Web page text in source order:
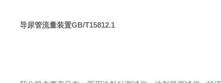
导尿管流量装置GB/T15812.1